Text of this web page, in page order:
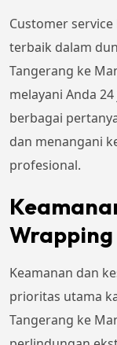
Customer
terbaik dalam
Tangerang ke
melayani Anda
berbagai
dan menangani
profesional.
Wrapping
Keamanan dan
prioritas utama
Tangerang ke